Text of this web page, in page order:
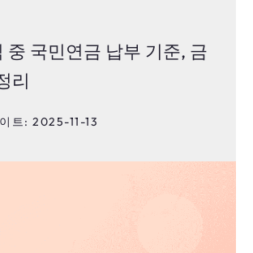
중 국민연금 납부 기준, 금
리
트: 2025-11-13